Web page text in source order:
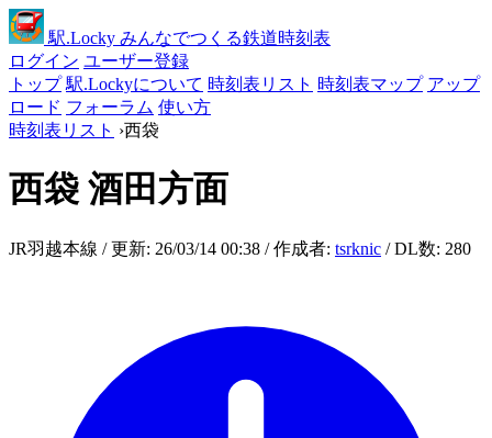
駅.Locky みんなでつくる鉄道時刻表
ログイン ユーザー登録
トップ 駅.Lockyについて 時刻表リスト 時刻表マップ アップ
ロード フォーラム 使い方
時刻表リスト ›西袋
西袋 酒田方面
JR羽越本線 / 更新: 26/03/14 00:38 / 作成者: tsrknic / DL数: 280